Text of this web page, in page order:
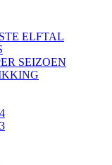
ELFTAL
SEIZOEN